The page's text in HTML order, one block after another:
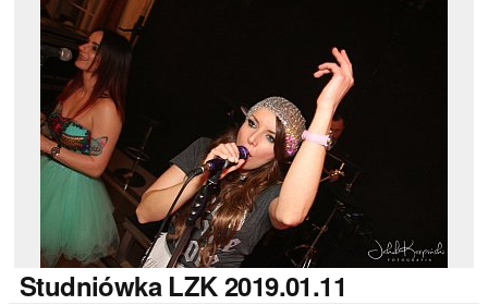
StudniówkaLZK 2019.01.11